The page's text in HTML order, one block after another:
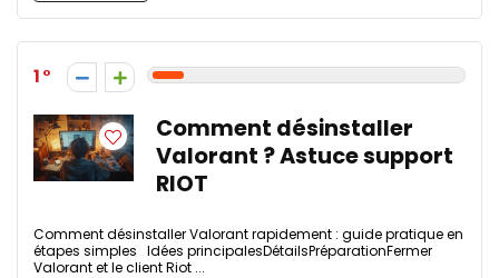
1
Comment désinstaller
Valorant ? Astuce support
RIOT
Comment désinstaller Valorant rapidement : guide pratique en
étapes simples Idées principalesDétailsPréparationFermer
Valorant et le client Riot ...